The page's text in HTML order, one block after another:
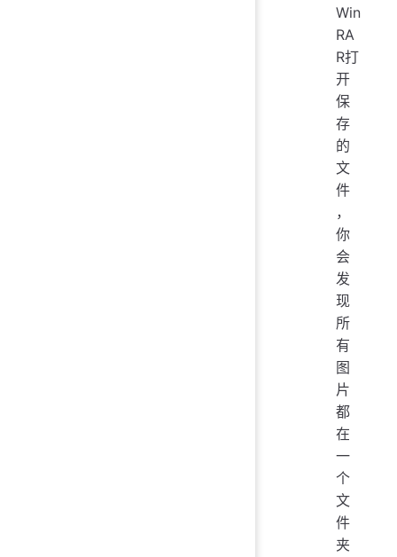
Win
RA
R打
开
保
存
的
文
件
，
你
会
发
现
所
有
图
片
都
在
一
个
文
件
夹